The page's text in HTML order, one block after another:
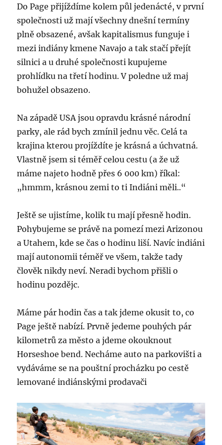
Do Page přijíždíme kolem půl jedenácté, v první
společnosti už mají všechny dnešní termíny
plně obsazené, avšak kapitalismus funguje i
mezi indiány kmene Navajo a tak stačí přejít
silnici a u druhé společnosti kupujeme
prohlídku na třetí hodinu. V poledne už maj
bohužel obsazeno.
Na západě USA jsou opravdu krásné národní
parky, ale rád bych zmínil jednu věc. Celá ta
krajina kterou projíždíte je krásná a úchvatná.
Vlastně jsem si téměř celou cestu (a že už
máme najeto hodně přes 6 000 km) říkal:
„hmmm, krásnou zemi to ti Indiáni měli..“
Ještě se ujistíme, kolik tu mají přesně hodin.
Pohybujeme se právě na pomezí mezi Arizonou
a Utahem, kde se čas o hodinu liší. Navíc indiáni
mají autonomii téměř ve všem, takže tady
člověk nikdy neví. Neradi bychom přišli o
hodinu pozdějc.
Máme pár hodin čas a tak jdeme okusit to, co
Page ještě nabízí. Prvně jedeme pouhých pár
kilometrů za město a jdeme okouknout
Horseshoe bend. Necháme auto na parkovišti a
vydáváme se na pouštní procházku po cestě
lemované indiánskými prodavači